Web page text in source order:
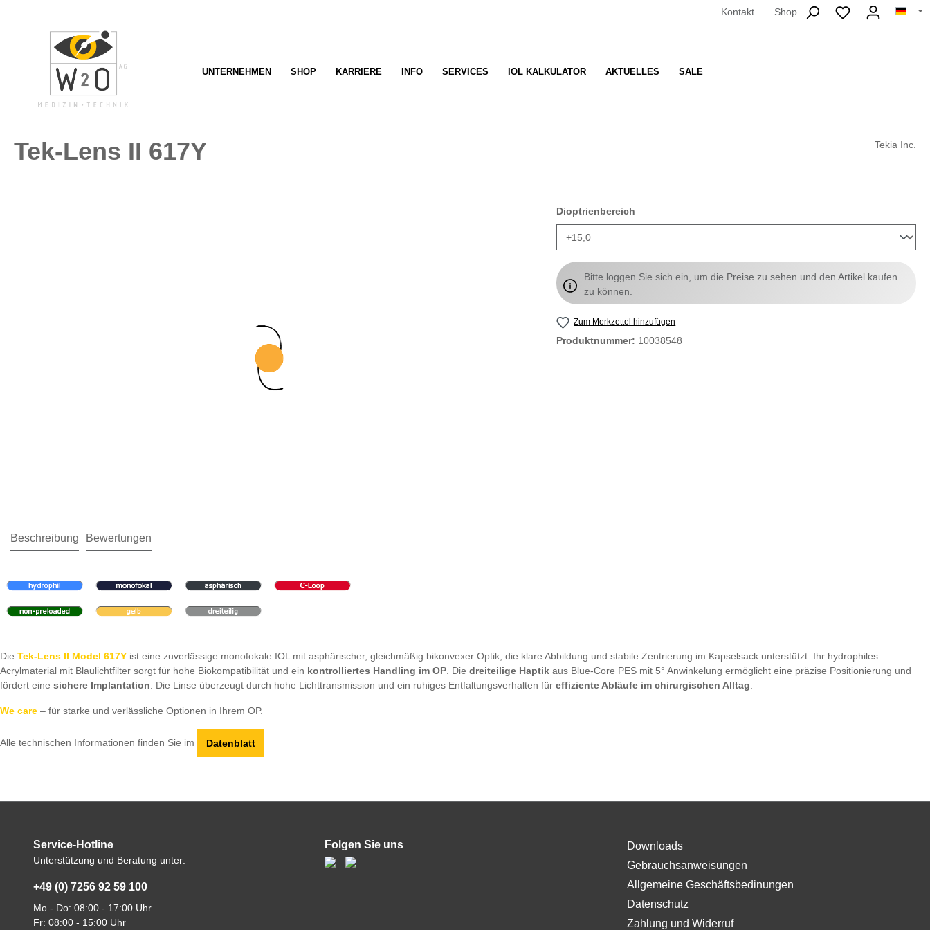
Kontakt Shop
UNTERNEHMEN SHOP KARRIERE INFO SERVICES IOL KALKULATOR AKTUELLES SALE
Tek-Lens II 617Y Tekia Inc.
Dioptrienbereich
Bitte loggen Sie sich ein, um die Preise zu sehen und den Artikel kaufen
zu können.
Zum Merkzettel hinzufügen
Produktnummer: 10038548
Beschreibung Bewertungen
Die Tek-Lens II Model 617Y ist eine zuverlässige monofokale IOL mit asphärischer, gleichmäßig bikonvexer Optik, die klare Abbildung und stabile Zentrierung im Kapselsack unterstützt. Ihr hydrophiles
Acrylmaterial mit Blaulichtfilter sorgt für hohe Biokompatibilität und ein kontrolliertes Handling im OP. Die dreiteilige Haptik aus Blue-Core PES mit 5° Anwinkelung ermöglicht eine präzise Positionierung und
fördert eine sichere Implantation. Die Linse überzeugt durch hohe Lichttransmission und ein ruhiges Entfaltungsverhalten für effiziente Abläufe im chirurgischen Alltag.
We care – für starke und verlässliche Optionen in Ihrem OP.
Alle technischen Informationen finden Sie im Datenblatt
Service-Hotline
Unterstützung und Beratung unter:
+49 (0) 7256 92 59 100
Mo - Do: 08:00 - 17:00 Uhr
Fr: 08:00 - 15:00 Uhr
Folgen Sie uns
Downloads
Gebrauchsanweisungen
Allgemeine Geschäftsbedinungen
Datenschutz
Zahlung und Widerruf